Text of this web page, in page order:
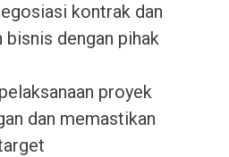
kontrak dan
bisnis dengan pihak
proyek
dan memastikan